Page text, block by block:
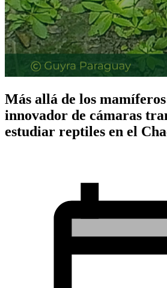
Más allá de los
innovador de cámaras
estudiar reptiles en el